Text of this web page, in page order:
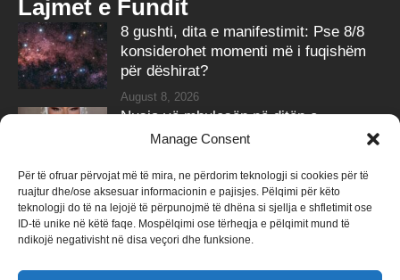
Manage Consent
Për të ofruar përvojat më të mira, ne përdorim teknologji si cookies për të
ruajtur dhe/ose aksesuar informacionin e pajisjes. Pëlqimi për këto
teknologji do të na lejojë të përpunojmë të dhëna si sjellja e shfletimit ose
ID-të unike në këtë faqe. Mospëlqimi ose tërheqja e pëlqimit mund të
ndikojë negativisht në disa veçori dhe funksione.
Lajmet e Fundit
8 gushti, dita e manifestimit: Pse 8/8
konsiderohet momenti më i fuqishëm
për dëshirat?
August 8, 2026
Nusja vë mbulesën në ditën e
martesës, ky është reagimi i burrit
Follow Us
258kFollowers 415k Followers